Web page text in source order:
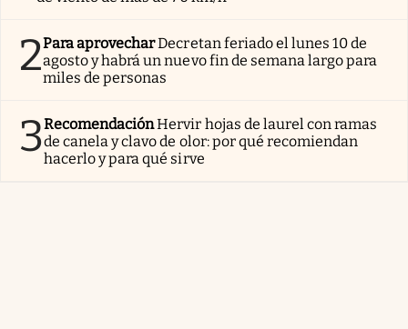
2Para aprovecharDecretan feriado el lunes 10 de
agosto y habrá un nuevo fin de semana largo para
miles de personas
3RecomendaciónHervir hojas de laurel con ramas
de canela y clavo de olor: por qué recomiendan
hacerlo y para qué sirve